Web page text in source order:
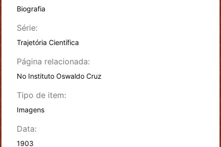
Biografia
Série:
Trajetória Científica
Página relacionada:
No Instituto Oswaldo Cruz
Tipo de item:
Imagens
Data:
1903